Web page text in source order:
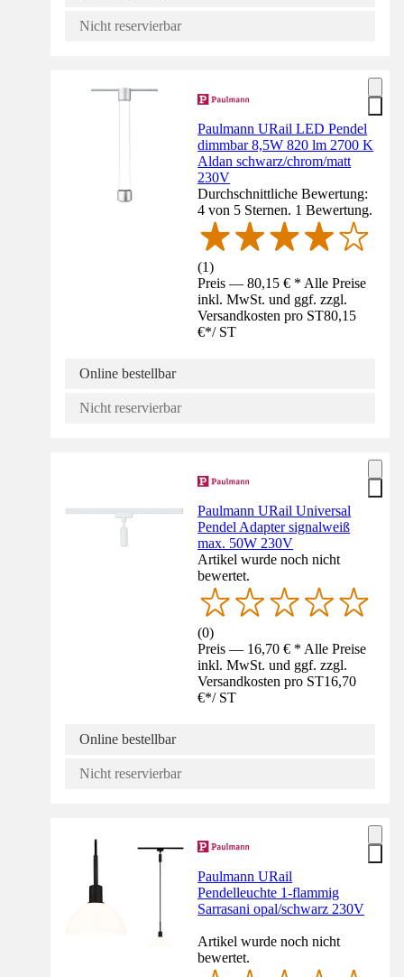
Nicht reservierbar
Paulmann URail LED Pendel
dimmbar 8,5W 820 lm 2700 K
Aldan schwarz/chrom/matt
230V
Durchschnittliche Bewertung:
4 von 5 Sternen. 1 Bewertung.
(1)
Preis — 80,15 € * Alle Preise
inkl. MwSt. und ggf. zzgl.
Versandkosten pro ST80,15
€*/ ST
Online bestellbar
Nicht reservierbar
Paulmann URail Universal
Pendel Adapter signalweiß
max. 50W 230V
Artikel wurde noch nicht
bewertet.
(0)
Preis — 16,70 € * Alle Preise
inkl. MwSt. und ggf. zzgl.
Versandkosten pro ST16,70
€*/ ST
Online bestellbar
Nicht reservierbar
Paulmann URail
Pendelleuchte 1-flammig
Sarrasani opal/schwarz 230V
Artikel wurde noch nicht
bewertet.